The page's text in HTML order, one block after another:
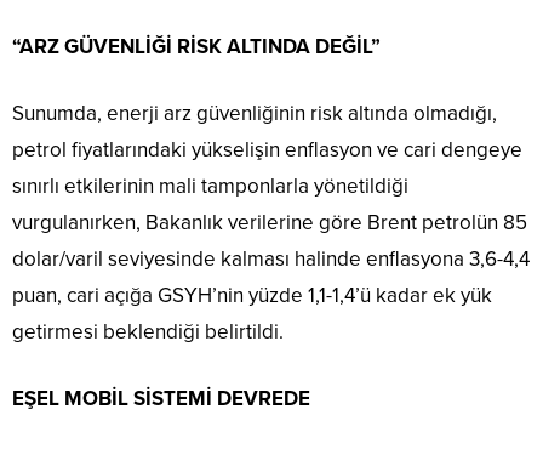
“ARZ GÜVENLİĞİ RİSK ALTINDA DEĞİL”
Sunumda, enerji arz güvenliğinin risk altında olmadığı,
petrol fiyatlarındaki yükselişin enflasyon ve cari dengeye
sınırlı etkilerinin mali tamponlarla yönetildiği
vurgulanırken, Bakanlık verilerine göre Brent petrolün 85
dolar/varil seviyesinde kalması halinde enflasyona 3,6-4,4
puan, cari açığa GSYH’nin yüzde 1,1-1,4’ü kadar ek yük
getirmesi beklendiği belirtildi.
EŞEL MOBİL SİSTEMİ DEVREDE